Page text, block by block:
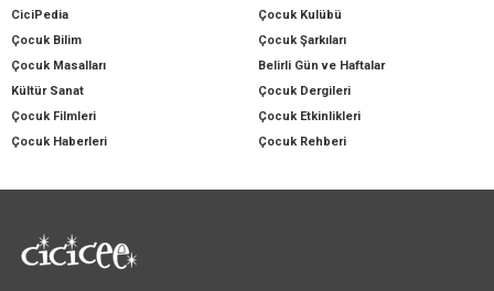
CiciPedia
Çocuk Kulübü
Çocuk Bilim
Çocuk Şarkıları
Çocuk Masalları
Belirli Gün ve Haftalar
Kültür Sanat
Çocuk Dergileri
Çocuk Filmleri
Çocuk Etkinlikleri
Çocuk Haberleri
Çocuk Rehberi